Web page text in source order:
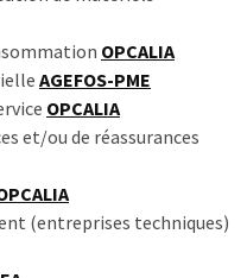
OPCALIA
AGEFOS-PME
OPCALIA
et/ou de réassurances
(entreprises techniques)